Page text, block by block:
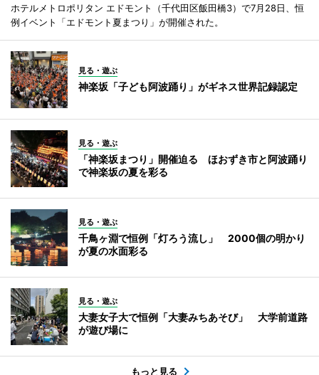
ホテルメトロポリタン エドモント（千代田区飯田橋3）で7月28日、恒
例イベント「エドモント夏まつり」が開催された。
見る・遊ぶ
神楽坂「子ども阿波踊り」がギネス世界記録認定
見る・遊ぶ
「神楽坂まつり」開催迫る ほおずき市と阿波踊り
で神楽坂の夏を彩る
見る・遊ぶ
千鳥ヶ淵で恒例「灯ろう流し」 2000個の明かり
が夏の水面彩る
見る・遊ぶ
大妻女子大で恒例「大妻みちあそび」 大学前道路
が遊び場に
もっと見る